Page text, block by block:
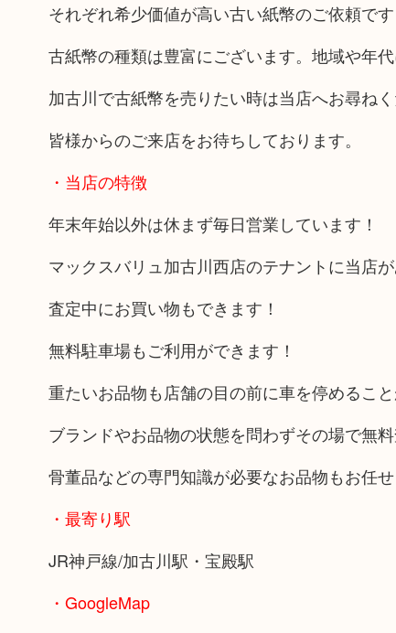
それぞれ希少価値が高い古い紙幣のご依頼です
古紙幣の種類は豊富にございます。地域や年
加古川で古紙幣を売りたい時は当店へお尋ねく
皆様からのご来店をお待ちしております。
・当店の特徴
年末年始以外は休まず毎日営業しています！
マックスバリュ加古川西店のテナントに当店が
査定中にお買い物もできます！
無料駐車場もご利用ができます！
重たいお品物も店舗の目の前に車を停めるこ
ブランドやお品物の状態を問わずその場で無
骨董品などの専門知識が必要なお品物もお任せ
・最寄り駅
JR神戸線/加古川駅・宝殿駅
・GoogleMap